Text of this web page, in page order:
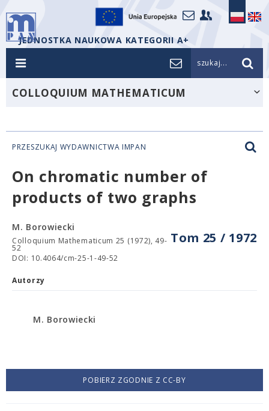
JEDNOSTKA NAUKOWA KATEGORII A+
szukaj...
COLLOQUIUM MATHEMATICUM
PRZESZUKAJ WYDAWNICTWA IMPAN
On chromatic number of
products of two graphs
Tom 25 / 1972
M. Borowiecki
Colloquium Mathematicum 25 (1972), 49-
52
DOI: 10.4064/cm-25-1-49-52
Autorzy
M. Borowiecki
POBIERZ ZGODNIE Z CC-BY